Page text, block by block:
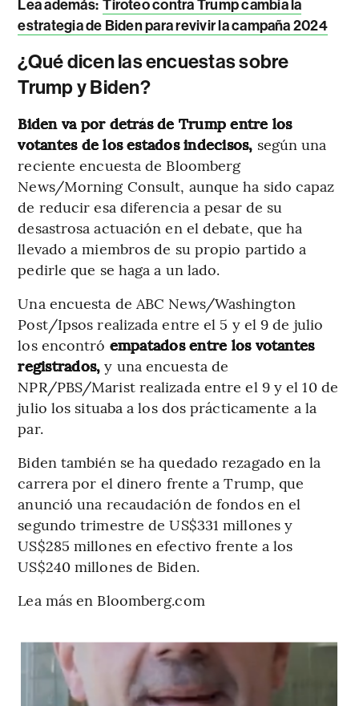
Lea además: Tiroteo contra Trump cambia la
estrategia de Biden para revivir la campaña 2024
¿Qué dicen las encuestas sobre
Trump y Biden?
Biden va por detrás de Trump entre los
votantes de los estados indecisos, según una
reciente encuesta de Bloomberg
News/Morning Consult, aunque ha sido capaz
de reducir esa diferencia a pesar de su
desastrosa actuación en el debate, que ha
llevado a miembros de su propio partido a
pedirle que se haga a un lado.
Una encuesta de ABC News/Washington
Post/Ipsos realizada entre el 5 y el 9 de julio
los encontró empatados entre los votantes
registrados, y una encuesta de
NPR/PBS/Marist realizada entre el 9 y el 10 de
julio los situaba a los dos prácticamente a la
par.
Biden también se ha quedado rezagado en la
carrera por el dinero frente a Trump, que
anunció una recaudación de fondos en el
segundo trimestre de US$331 millones y
US$285 millones en efectivo frente a los
US$240 millones de Biden.
Lea más en Bloomberg.com